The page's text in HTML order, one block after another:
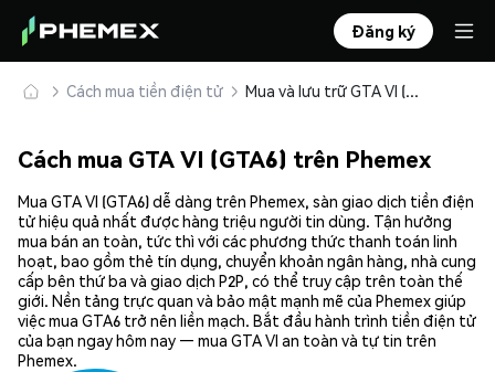
Đăng ký
Cách mua tiền điện tử Mua và lưu trữ GTA VI (GTA6) an toàn
Cách mua GTA VI (GTA6) trên Phemex
Mua GTA VI (GTA6) dễ dàng trên Phemex, sàn giao dịch tiền điện
tử hiệu quả nhất được hàng triệu người tin dùng. Tận hưởng
mua bán an toàn, tức thì với các phương thức thanh toán linh
hoạt, bao gồm thẻ tín dụng, chuyển khoản ngân hàng, nhà cung
cấp bên thứ ba và giao dịch P2P, có thể truy cập trên toàn thế
giới. Nền tảng trực quan và bảo mật mạnh mẽ của Phemex giúp
việc mua GTA6 trở nên liền mạch. Bắt đầu hành trình tiền điện tử
của bạn ngay hôm nay — mua GTA VI an toàn và tự tin trên
Phemex.